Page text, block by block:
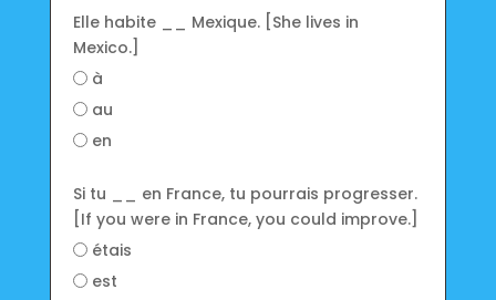
Elle habite __ Mexique. [She lives in
Mexico.]
à
au
en
Si tu __ en France, tu pourrais progresser.
[If you were in France, you could improve.]
étais
est